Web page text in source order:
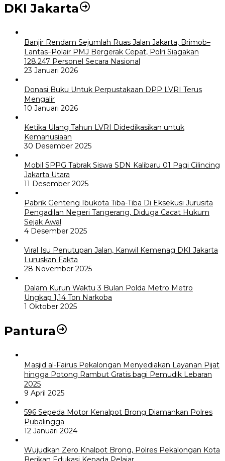
DKI Jakarta
Banjir Rendam Sejumlah Ruas Jalan Jakarta, Brimob–
Lantas–Polair PMJ Bergerak Cepat, Polri Siagakan
128.247 Personel Secara Nasional
23 Januari 2026
Donasi Buku Untuk Perpustakaan DPP LVRI Terus
Mengalir
10 Januari 2026
Ketika Ulang Tahun LVRI Didedikasikan untuk
Kemanusiaan
30 Desember 2025
Mobil SPPG Tabrak Siswa SDN Kalibaru 01 Pagi Cilincing
Jakarta Utara
11 Desember 2025
Pabrik Genteng Ibukota Tiba-Tiba Di Eksekusi Jurusita
Pengadilan Negeri Tangerang, Diduga Cacat Hukum
Sejak Awal
4 Desember 2025
Viral Isu Penutupan Jalan, Kanwil Kemenag DKI Jakarta
Luruskan Fakta
28 November 2025
Dalam Kurun Waktu 3 Bulan Polda Metro Metro
Ungkap 1,14 Ton Narkoba
1 Oktober 2025
Pantura
Masjid al-Fairus Pekalongan Menyediakan Layanan Pijat
hingga Potong Rambut Gratis bagi Pemudik Lebaran
2025
9 April 2025
596 Sepeda Motor Kenalpot Brong Diamankan Polres
Pubalingga
12 Januari 2024
Wujudkan Zero Knalpot Brong, Polres Pekalongan Kota